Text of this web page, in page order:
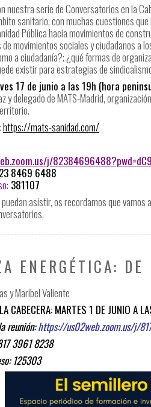
nuestra serie de Conversatorios en la
sanitario, con muchas cuestiones
Pública hacia movimientos de
movimientos sociales y ciudadanos a
a ciudadanía?; ¿qué formas de
existir para estrategias de
17 de junio a las 19h (hora
y delegado de MATS-Madrid,
https://mats-sanidad.com/
j/
8469 6488
381107
asistir, os recordamos que
ENERGÉTICA:
y Maribel Valiente
CABECERA: MARTES 1 DE JUNIO A
reunión: https://us02web.zoom.us/j/
3961 8238
125303